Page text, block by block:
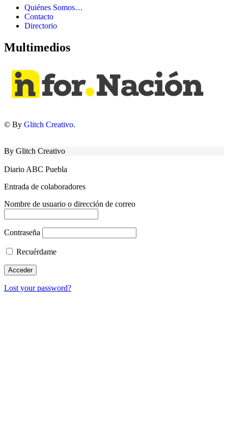
Quiénes Somos…
Contacto
Directorio
Multimedios
© By Glitch Creativo.
By Glitch Creativo
Diario ABC Puebla
Entrada de colaboradores
Nombre de usuario o dirección de correo
Contraseña
Recuérdame
Lost your password?